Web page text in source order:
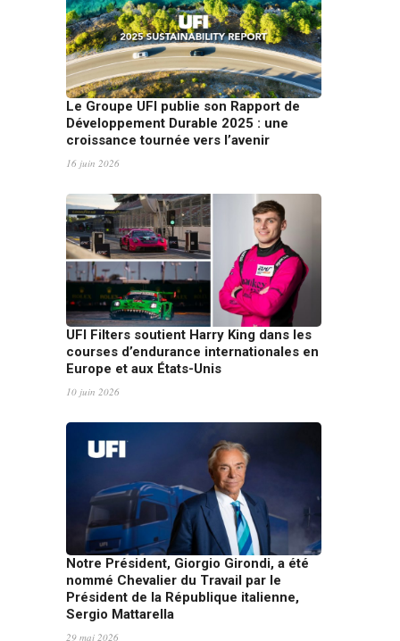
Le Groupe UFI publie son Rapport de
Développement Durable 2025 : une
croissance tournée vers l’avenir
16 juin 2026
UFI Filters soutient Harry King dans les
courses d’endurance internationales en
Europe et aux États-Unis
10 juin 2026
Notre Président, Giorgio Girondi, a été
nommé Chevalier du Travail par le
Président de la République italienne,
Sergio Mattarella
29 mai 2026